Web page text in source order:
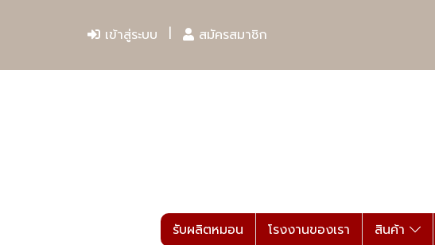
เข้าสู่ระบบ สมัครสมาชิก
รับผลิตหมอน โรงงานของเรา สินค้า